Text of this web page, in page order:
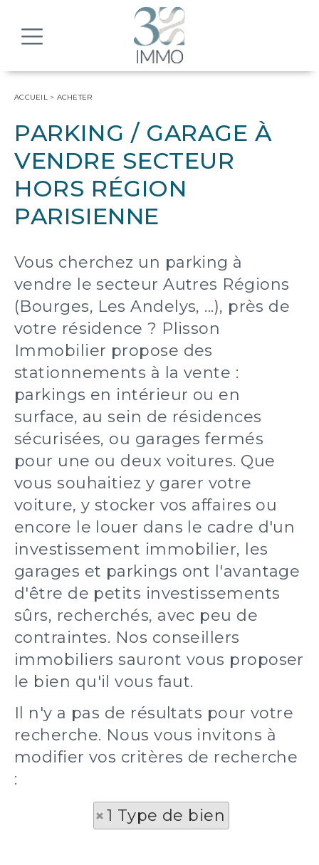
ACCUEIL> ACHETER
PARKING / GARAGE À
VENDRE SECTEUR
HORS RÉGION
PARISIENNE
Vous cherchez un parking à
vendre le secteur Autres Régions
(Bourges, Les Andelys, ...), près de
votre résidence ? Plisson
Immobilier propose des
stationnements à la vente :
parkings en intérieur ou en
surface, au sein de résidences
sécurisées, ou garages fermés
pour une ou deux voitures. Que
vous souhaitiez y garer votre
voiture, y stocker vos affaires ou
encore le louer dans le cadre d'un
investissement immobilier, les
garages et parkings ont l'avantage
d'être de petits investissements
sûrs, recherchés, avec peu de
contraintes. Nos conseillers
immobiliers sauront vous proposer
le bien qu'il vous faut.
Il n'y a pas de résultats pour votre
recherche. Nous vous invitons à
modifier vos critères de recherche
:
1 Type de bien